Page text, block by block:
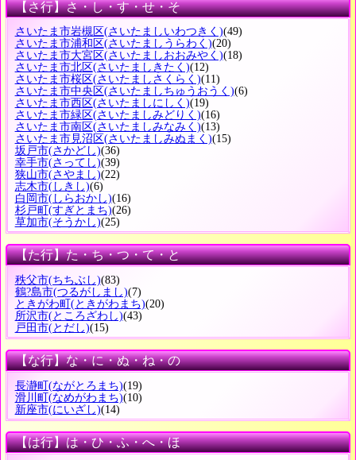
【さ行】さ・し・す・せ・そ
さいたま市岩槻区(さいたましいわつきく)(49)
さいたま市浦和区(さいたましうらわく)(20)
さいたま市大宮区(さいたましおおみやく)(18)
さいたま市北区(さいたましきたく)(12)
さいたま市桜区(さいたましさくらく)(11)
さいたま市中央区(さいたましちゅうおうく)(6)
さいたま市西区(さいたましにしく)(19)
さいたま市緑区(さいたましみどりく)(16)
さいたま市南区(さいたましみなみく)(13)
さいたま市見沼区(さいたましみぬまく)(15)
坂戸市(さかどし)(36)
幸手市(さってし)(39)
狭山市(さやまし)(22)
志木市(しきし)(6)
白岡市(しらおかし)(16)
杉戸町 (すぎとまち)(26)
草加市(そうかし)(25)
【た行】た・ち・つ・て・と
秩父市(ちちぶし)(83)
鶴?島市(つるがしまし)(7)
ときがわ町 (ときがわまち)(20)
所沢市(ところざわし)(43)
戸田市(とだし)(15)
【な行】な・に・ぬ・ね・の
長瀞町(ながとろまち)(19)
滑川町(なめがわまち)(10)
新座市(にいざし)(14)
【は行】は・ひ・ふ・へ・ほ